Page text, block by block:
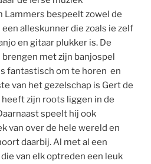
Lammers bespeelt zowel de
alleskunner die zoals ie zelf
en gitaar plukker is. De
met zijn banjospel
fantastisch om te horen en
van het gezelschap is Gert de
heeft zijn roots liggen in de
speelt hij ook
van over de hele wereld en
daarbij. Al met al een
van elk optreden een leuk